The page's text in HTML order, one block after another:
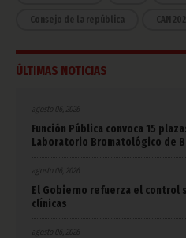
Consejo de la república CAN
ÚLTIMAS NOTICIAS
agosto 06, 2026
Función Pública convoca 15
Laboratorio Bromatológico de
agosto 06, 2026
El Gobierno refuerza el control
clínicas
agosto 06, 2026